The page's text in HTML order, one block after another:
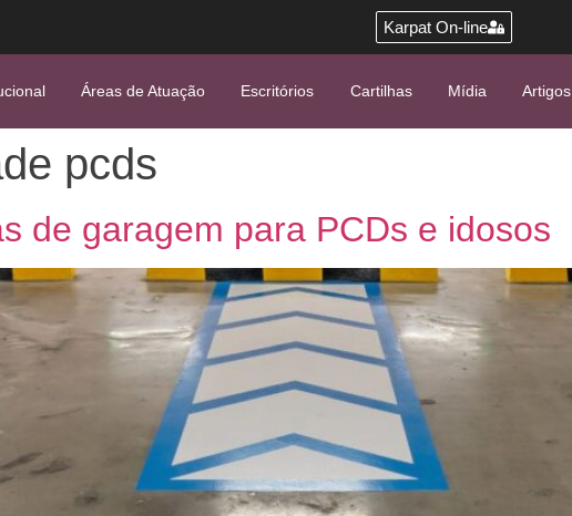
Karpat On-line
Áreas de Atuação Escritórios Cartilhas Mídia Artigos
pcds
de garagem para PCDs e idosos